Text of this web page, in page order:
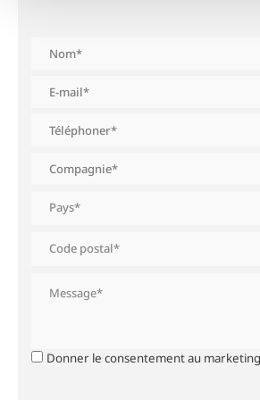
Donner le consentement au marketing